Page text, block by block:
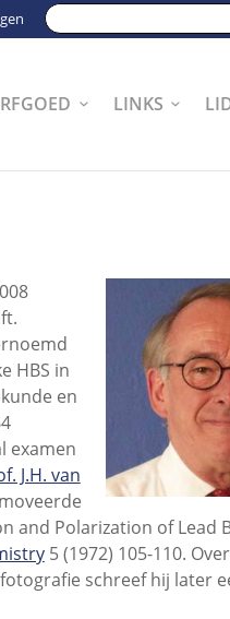
Zoeken:
LINKS
HBS in
en
examen
J.H. van
and Polarization of Lead
5 (1972) 105-110.
schreef hij later